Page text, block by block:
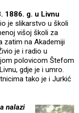
1886. g. u Livnu
je slikarstvo u školi
višoj školi za
zatim na Akademiji
je i radio u
polovicom Štefom
gdje je i umro.
tako je i Jurkić
nalazi